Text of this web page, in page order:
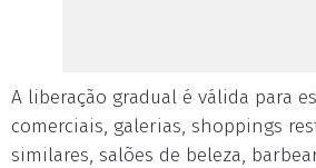
A liberação gradual é válida para
comerciais, galerias, shoppings
similares, salões de beleza,